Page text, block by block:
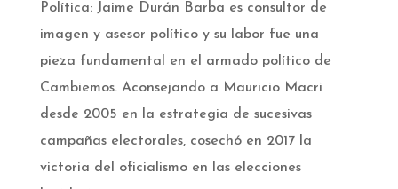
Política: Jaime Durán Barba es consultor de
imagen y asesor político y su labor fue una
pieza fundamental en el armado político de
Cambiemos. Aconsejando a Mauricio Macri
desde 2005 en la estrategia de sucesivas
campañas electorales, cosechó en 2017 la
victoria del oficialismo en las elecciones